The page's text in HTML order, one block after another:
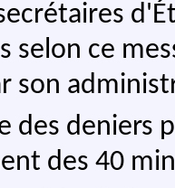
selon ce
son
des deniers
des 40